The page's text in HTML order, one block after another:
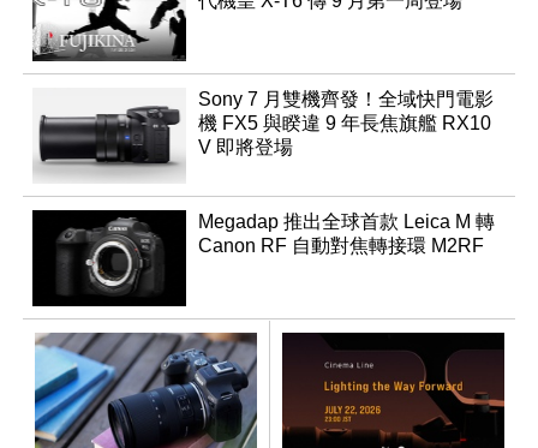
Sony 7 月雙機齊發！全域快門電影
機 FX5 與睽違 9 年長焦旗艦 RX10
V 即將登場
Megadap 推出全球首款 Leica M 轉
Canon RF 自動對焦轉接環 M2RF